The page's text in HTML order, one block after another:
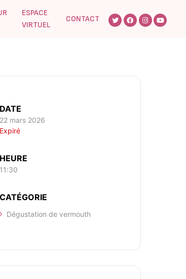
ESPACE
VIRTUEL
CONTACT
DATE
22 mars 2026
Expiré
HEURE
11:30
CATÉGORIE
Dégustation de vermouth